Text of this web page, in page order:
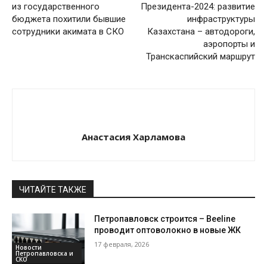
из государственного
бюджета похитили бывшие
сотрудники акимата в СКО
Президента-2024: развитие
инфраструктуры
Казахстана – автодороги,
аэропорты и
Транскаспийский маршрут
Анастасия Харламова
ЧИТАЙТЕ ТАКЖЕ
Новости
Петропавловска и
СКО
Петропавловск строится – Beeline
проводит оптоволокно в новые ЖК
17 февраля, 2026